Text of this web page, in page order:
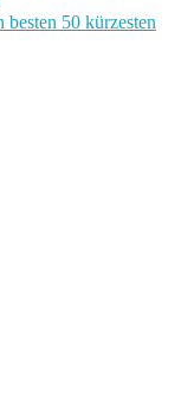
50 kürzesten